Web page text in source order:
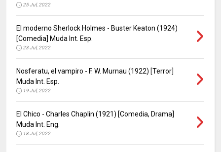
25 Jul, 2022
El moderno Sherlock Holmes - Buster Keaton (1924)
[Comedia] Muda Int. Esp.
23 Jul, 2022
Nosferatu, el vampiro - F. W. Murnau (1922) [Terror]
Muda Int. Esp.
19 Jul, 2022
El Chico - Charles Chaplin (1921) [Comedia, Drama]
Muda Int. Eng.
18 Jul, 2022